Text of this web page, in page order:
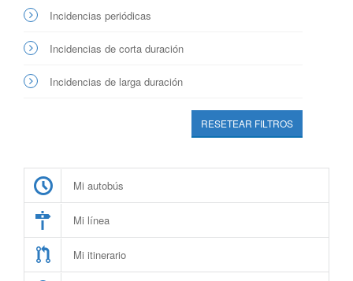
Incidencias periódicas
Incidencias de corta duración
Incidencias de larga duración
RESETEAR FILTROS
Mi autobús
Mi línea
Mi itinerario